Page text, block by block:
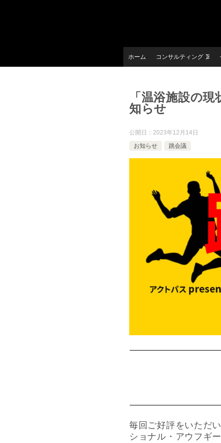
ホーム コンサルティング
「温浴施設の
知らせ
公開日： 2023年12月14日
お知らせ
跳会議
毎回ご好評をいただ
ショナル・アウフギ